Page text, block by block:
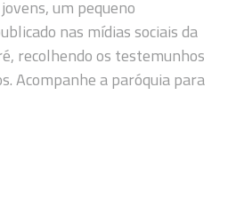
um pequeno
nas mídias sociais da
recolhendo os testemunhos
Acompanhe a paróquia para